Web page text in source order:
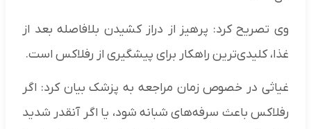
وی تصریح کرد: پرهیز از دراز کشیدن بلافاصله بعد از
غذا، کلیدی‌ترین راهکار برای پیشگیری از رفلاکس است.
غیاثی در خصوص زمان مراجعه به پزشک بیان کرد: اگر
رفلاکس باعث سرفه‌های شبانه شود، یا اگر آنقدر شدید